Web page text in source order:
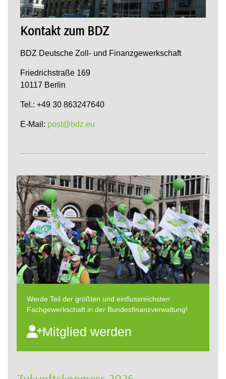
Kontakt zum BDZ
BDZ Deutsche Zoll- und Finanzgewerkschaft
Friedrichstraße 169
10117 Berlin
Tel.: +49 30 863247640
E-Mail: post@bdz.eu
Werde Teil der größten und einflussreichsten
Fachgewerkschaft in der Bundesfinanzverwaltung!
Mitglied werden